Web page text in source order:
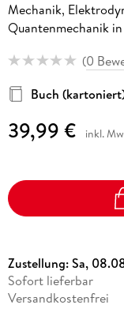
Mechanik,
Quantenmechanik
(0
Buch
39,99 € inkl.
Zustellung:Sa,
Sofort lieferbar
Versandkostenfrei